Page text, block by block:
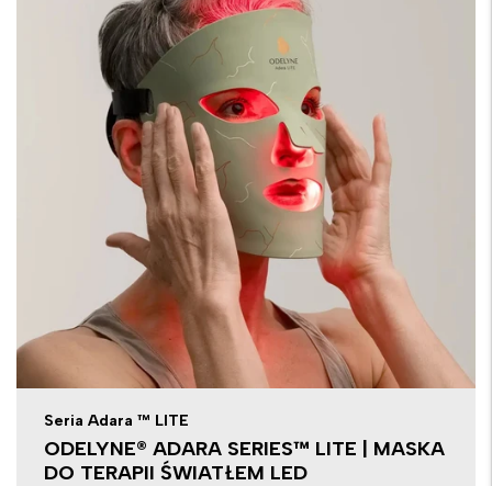
Seria Adara ™ LITE
ODELYNE® ADARA SERIES™ LITE | MASKA
DO TERAPII ŚWIATŁEM LED